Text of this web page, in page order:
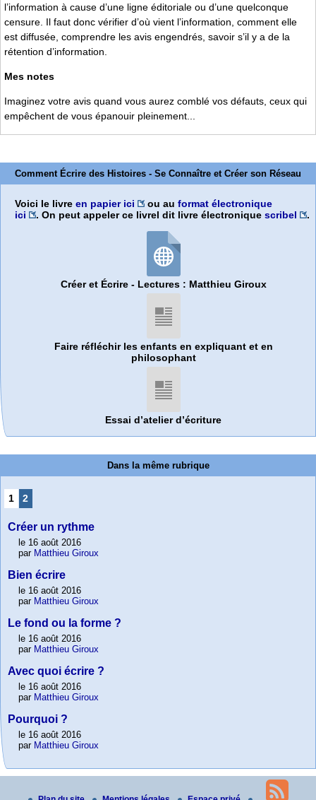
l’information à cause d’une ligne éditoriale ou d’une quelconque
censure. Il faut donc vérifier d’où vient l’information, comment elle
est diffusée, comprendre les avis engendrés, savoir s’il y a de la
rétention d’information.
Mes notes
Imaginez votre avis quand vous aurez comblé vos défauts, ceux qui
empêchent de vous épanouir pleinement...
Comment Écrire des Histoires - Se Connaître et Créer son Réseau
Voici le livre en papier ici ou au format électronique
ici
. On peut appeler ce livrel dit livre électronique scribel .
Créer et Écrire - Lectures : Matthieu Giroux
Faire réfléchir les enfants en expliquant et en
philosophant
Essai d’atelier d’écriture
Dans la même rubrique
1 2
Créer un rythme
le 16 août 2016
par Matthieu Giroux
Bien écrire
le 16 août 2016
par Matthieu Giroux
Le fond ou la forme ?
le 16 août 2016
par Matthieu Giroux
Avec quoi écrire ?
le 16 août 2016
par Matthieu Giroux
Pourquoi ?
le 16 août 2016
par Matthieu Giroux